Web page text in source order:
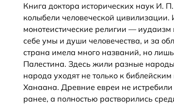
Книга доктора исторических наук И.
колыбели человеческой
монотеистические религии — иудаизм
себе умы и души человечества, и за
страна имела много названий, но
Палестина. Здесь жили разные
народа уходят не только к
Ханаана. Древние евреи не
ранее, а полностью растворились